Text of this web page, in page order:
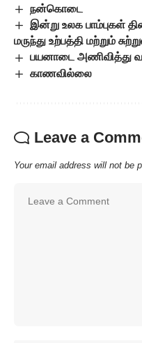
நன்கொடை
இன்று உலக பாம்புகள்
மருந்து உற்பத்தி மற்றும்
பயனாடை அணிவித்து
காணவில்லை
Leave a
Your email address will not be